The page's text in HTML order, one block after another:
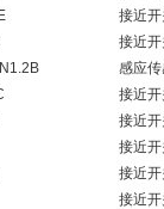
接近
接近
感应
接近
接近
接近
接近
接近